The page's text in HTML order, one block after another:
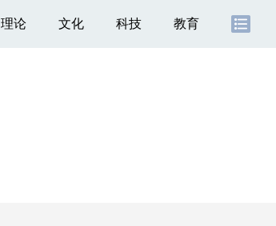
理论 文化 科技 教育